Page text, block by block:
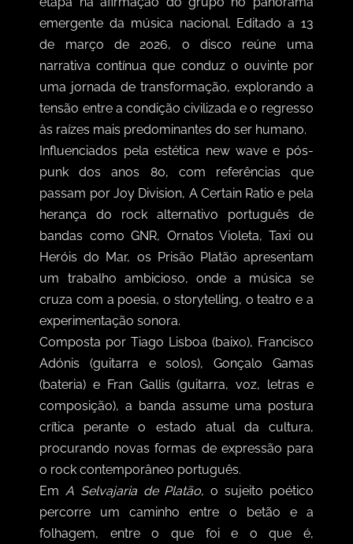
emergente da música nacional. Editado a 13
de março de 2026, o disco reúne uma
narrativa contínua que conduz o ouvinte por
uma jornada de transformação, explorando a
tensão entre a condição civilizada e o regresso
às raízes mais predominantes do ser humano.
Influenciados pela estética new wave e pós-
punk dos anos 80, com referências que
passam por Joy Division, A Certain Ratio e pela
herança do rock alternativo português de
bandas como GNR, Ornatos Violeta, Taxi ou
Heróis do Mar, os Prisão Platão apresentam
um trabalho ambicioso, onde a música se
cruza com a poesia, o storytelling, o teatro e a
experimentação sonora.
Composta por Tiago Lisboa (baixo), Francisco
Adónis (guitarra e solos), Gonçalo Gamas
(bateria) e Fran Gallis (guitarra, voz, letras e
composição), a banda assume uma postura
crítica perante o estado atual da cultura,
procurando novas formas de expressão para
o rock contemporâneo português.
EmA Selvajaria de Platão, o sujeito poético
percorre um caminho entre o betão e a
folhagem, entre o que foi e o que é,